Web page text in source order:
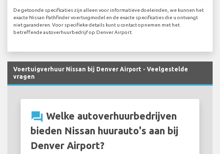
De getoonde specificaties zijn alleen voor informatieve doeleinden, we kunnen het
exacte Nissan Pathfinder voertuigmodel en de exacte specificaties die u ontvangt
niet garanderen. Voor specifieke details kunt u contact opnemen met het
betreffende autoverhuurbedrijf op Denver Airport.
Voertuigverhuur Nissan bij Denver Airport - Veelgestelde
vragen
question_answer Welke autoverhuurbedrijven
bieden Nissan huurauto's aan bij
Denver Airport?